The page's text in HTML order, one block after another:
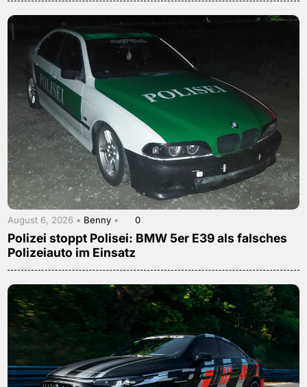
August 6, 2026 • Benny • 0
Polizei stoppt Polisei: BMW 5er E39 als falsches
Polizeiauto im Einsatz